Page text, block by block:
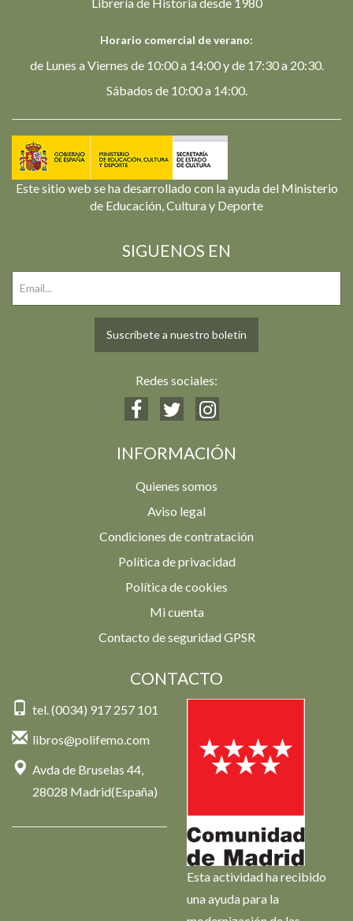
Horario comercial de verano:
de Lunes a Viernes de 10:00 a 14:00 y de 17:30 a 20:30.
Sábados de 10:00 a 14:00.
Este sitio web se ha desarrollado con la ayuda del Ministerio
de Educación, Cultura y Deporte
SIGUENOS EN
Suscríbete a nuestro boletín
Redes sociales:
INFORMACIÓN
Quienes somos
Aviso legal
Condiciones de contratación
Política de privacidad
Política de cookies
Mi cuenta
Contacto de seguridad GPSR
CONTACTO
tel. (0034) 917 257 101
libros@polifemo.com
Avda de Bruselas 44,
28028 Madrid(España)
Esta actividad ha recibido
una ayuda para la